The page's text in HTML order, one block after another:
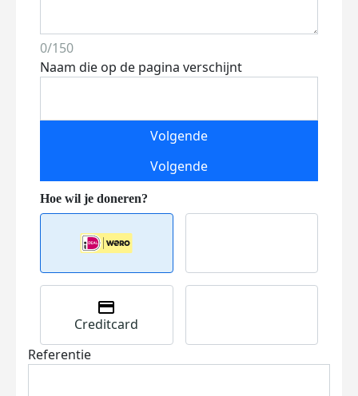
0/150
Naam die op de pagina verschijnt
Volgende
Volgende
Creditcard
Referentie